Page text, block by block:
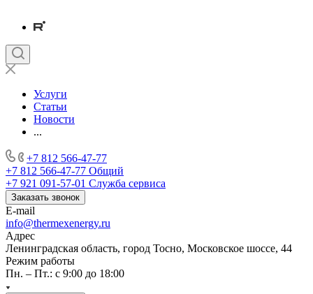
Услуги
Статьи
Новости
...
+7 812 566-47-77
+7 812 566-47-77 Общий
+7 921 091-57-01 Служба сервиса
Заказать звонок
E-mail
info@thermexenergy.ru
Адрес
Ленинградская область, город Тосно, Московское шоссе, 44
Режим работы
Пн. – Пт.: с 9:00 до 18:00